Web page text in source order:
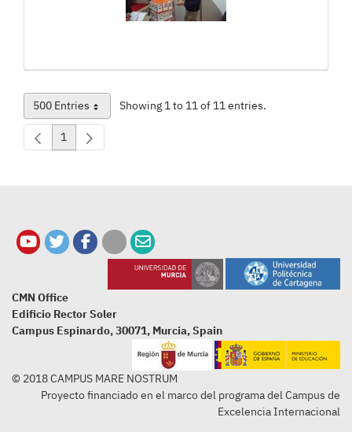
500 Entries
Per Page Showing 1 to 11 of 11 entries.
Page
1
CMN Office
Edificio Rector Soler
Campus Espinardo, 30071, Murcia, Spain
© 2018 CAMPUS MARE NOSTRUM
Proyecto financiado en el marco del programa del Campus de
Excelencia Internacional